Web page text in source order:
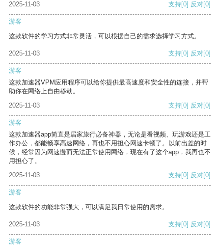
2025-11-03 支持[0] 反对[0]
游客
这款软件的学习方式非常灵活，可以根据自己的需求选择学习方式。
2025-11-03 支持[0] 反对[0]
游客
这款加速器VPM应用程序可以给你提供最高速度和安全性的连接，并帮
助你在网络上自由移动。
2025-11-03
支持[0] 反对[0]
游客
这款加速器app简直是居家旅行必备神器，无论是看视频、玩游戏还是工
作办公，都能畅享高速网络，再也不用担心网速卡顿了。以前出差的时
候，经常因为网速慢而无法正常使用网络，现在有了这个app，我再也不
用担心了。
2025-11-03
支持[0] 反对[0]
游客
这款软件的功能非常强大，可以满足我日常使用的需求。
2025-11-03 支持[0] 反对[0]
游客